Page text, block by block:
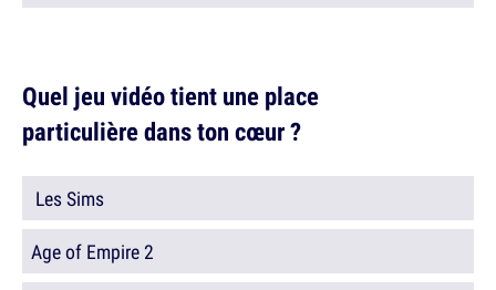
Quel jeu vidéo tient une place
particulière dans ton cœur ?
Les Sims
Age of Empire 2